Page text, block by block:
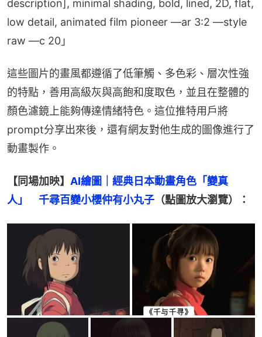
description], minimal shading, bold, lined, 2D, flat,
low detail, animated film pioneer —ar 3:2 —style
raw —c 20」
這些圖片的畫風都遵循了低筆觸、多色彩、層次性強
的特點，善用高級灰與高飽和度取色，並且在整體的
顏色濾鏡上能夠傳達情緒特色。這位推特用戶將
prompt分享出來後，還有網友對他生成的圖像進行了
動畫製作。
【同場加映】 AI繪圖｜經典日本動畫角色「變真
人」　千尋百變小櫻仲有小丸子 （點圖放大瀏覽）：